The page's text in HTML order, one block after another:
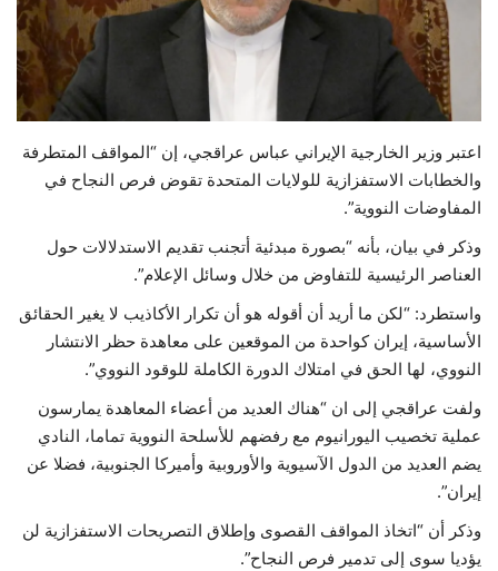
اعتبر وزير الخارجية الإيراني عباس عراقجي، إن “المواقف المتطرفة
والخطابات الاستفزازية للولايات المتحدة تقوض فرص النجاح في
المفاوضات النووية”.
وذكر في بيان، بأنه “بصورة مبدئية أتجنب تقديم الاستدلالات حول
العناصر الرئيسية للتفاوض من خلال وسائل الإعلام”.
واستطرد: “لكن ما أريد أن أقوله هو أن تكرار الأكاذيب لا يغير الحقائق
الأساسية، إيران كواحدة من الموقعين على معاهدة حظر الانتشار
النووي، لها الحق في امتلاك الدورة الكاملة للوقود النووي”.
ولفت عراقجي إلى ان “هناك العديد من أعضاء المعاهدة يمارسون
عملية تخصيب اليورانيوم مع رفضهم للأسلحة النووية تماما، النادي
يضم العديد من الدول الآسيوية والأوروبية وأميركا الجنوبية، فضلا عن
إيران”.
وذكر أن “اتخاذ المواقف القصوى وإطلاق التصريحات الاستفزازية لن
يؤديا سوى إلى تدمير فرص النجاح”.